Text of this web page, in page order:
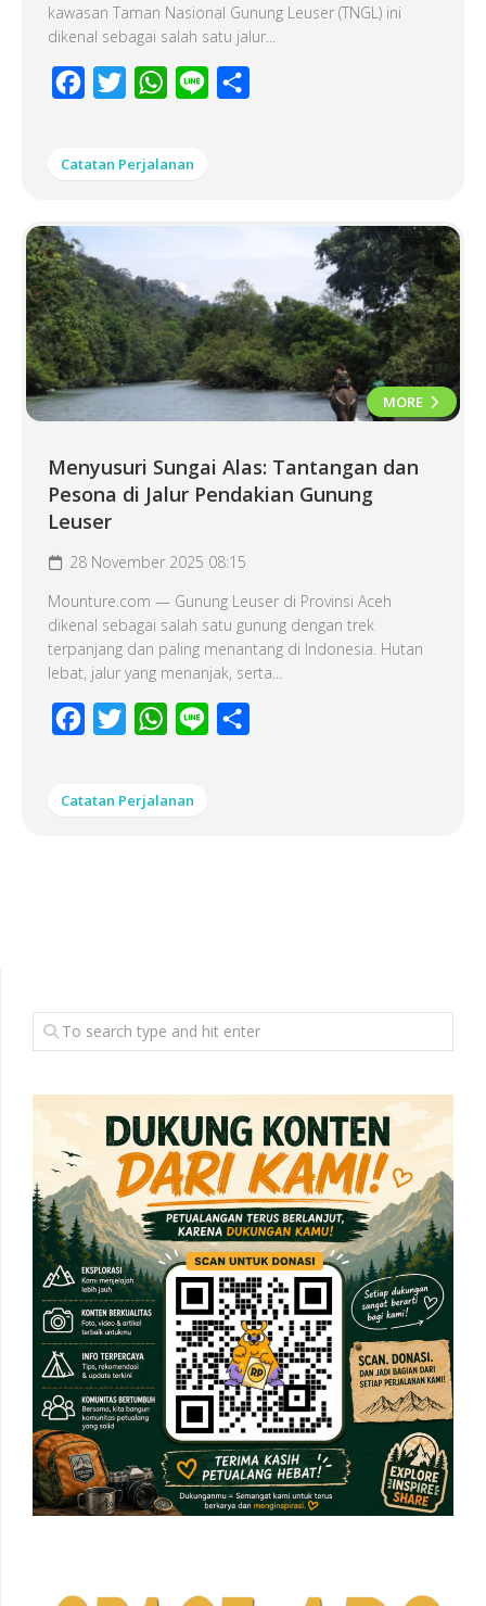
kawasan Taman Nasional Gunung Leuser (TNGL) ini
dikenal sebagai salah satu jalur...
Facebook
Twitter WhatsApp
Line
Catatan Perjalanan
MORE
Menyusuri Sungai Alas: Tantangan dan
Pesona di Jalur Pendakian Gunung
Leuser
28 November 2025 08:15
Mounture.com — Gunung Leuser di Provinsi Aceh
dikenal sebagai salah satu gunung dengan trek
terpanjang dan paling menantang di Indonesia. Hutan
lebat, jalur yang menanjak, serta...
Facebook
Twitter WhatsApp
Line
Catatan Perjalanan